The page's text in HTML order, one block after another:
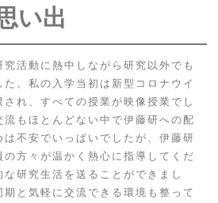
い出
活動に熱中しながら研究以外でも
。私の入学当初は新型コロナウイ
れ、すべての授業が映像授業でし
もほとんどない中で伊藤研への配
不安でいっぱいでしたが、伊藤研
方々が温かく熱心に指導してくだ
研究生活を送ることができまし
と気軽に交流できる環境も整って